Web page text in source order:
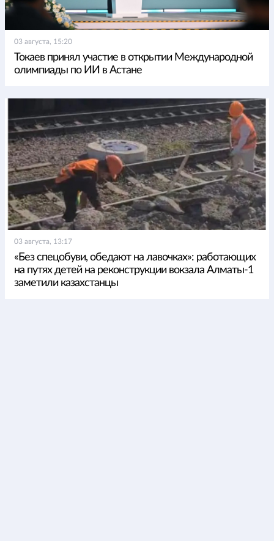
03 августа, 15:20
Токаев принял участие в открытии Международной
олимпиады по ИИ в Астане
03 августа, 13:17
«Без спецобуви, обедают на лавочках»: работающих
на путях детей на реконструкции вокзала Алматы-1
заметили казахстанцы